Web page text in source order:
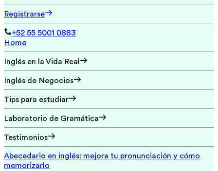
Registrarse
+52 55 5001 0883
Home
Inglés en la Vida Real
Inglés de Negocios
Tips para estudiar
Laboratorio de Gramática
Testimonios
Abecedario en inglés: mejora tu pronunciación y cómo
memorizarlo